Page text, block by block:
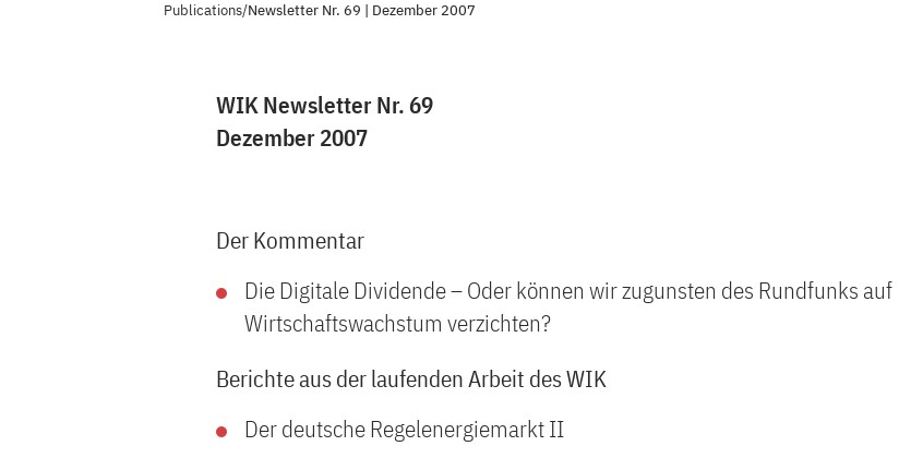
Publications/Newsletter Nr. 69 | Dezember 2007
WIK Newsletter Nr. 69
Dezember 2007
Der Kommentar
Die Digitale Dividende – Oder können wir zugunsten des Rundfunks auf
Wirtschaftswachstum verzichten?
Berichte aus der laufenden Arbeit des WIK
Der deutsche Regelenergiemarkt II